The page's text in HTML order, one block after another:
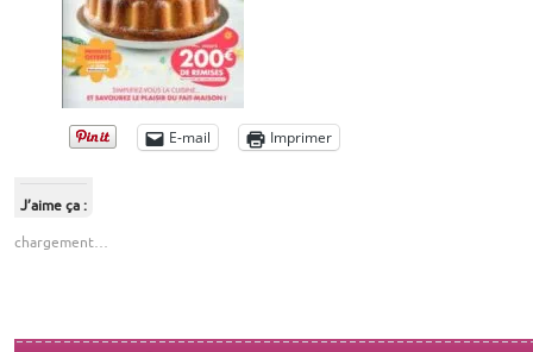
E-mail Imprimer
J’aime ça :
chargement…